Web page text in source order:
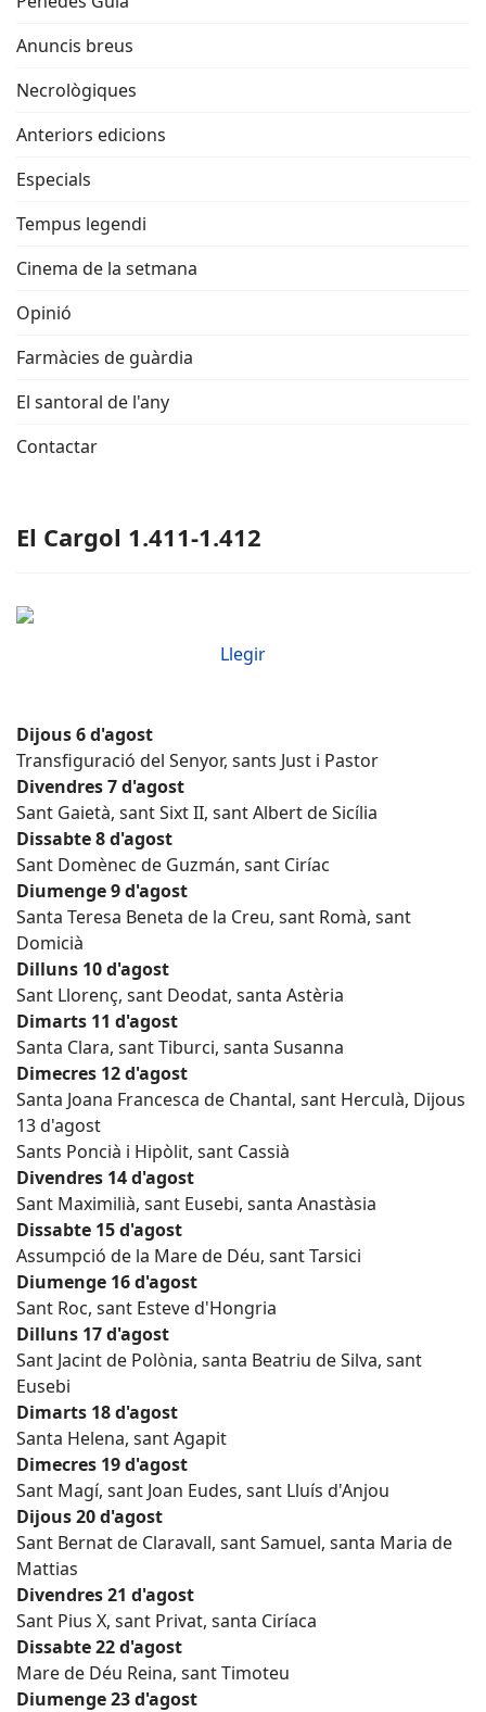
Anuncis breus
Necrològiques
Anteriors edicions
Especials
Tempus legendi
Cinema de la setmana
Opinió
Farmàcies de guàrdia
El santoral de l'any
Contactar
El Cargol 1.411-1.412
Llegir
Dijous 6 d'agost
Transfiguració del Senyor, sants Just i Pastor
Divendres 7 d'agost
Sant Gaietà, sant Sixt II, sant Albert de Sicília
Dissabte 8 d'agost
Sant Domènec de Guzmán, sant Ciríac
Diumenge 9 d'agost
Santa Teresa Beneta de la Creu, sant Romà, sant
Domicià
Dilluns 10 d'agost
Sant Llorenç, sant Deodat, santa Astèria
Dimarts 11 d'agost
Santa Clara, sant Tiburci, santa Susanna
Dimecres 12 d'agost
Santa Joana Francesca de Chantal, sant Herculà, Dijous
13 d'agost
Sants Poncià i Hipòlit, sant Cassià
Divendres 14 d'agost
Sant Maximilià, sant Eusebi, santa Anastàsia
Dissabte 15 d'agost
Assumpció de la Mare de Déu, sant Tarsici
Diumenge 16 d'agost
Sant Roc, sant Esteve d'Hongria
Dilluns 17 d'agost
Sant Jacint de Polònia, santa Beatriu de Silva, sant
Eusebi
Dimarts 18 d'agost
Santa Helena, sant Agapit
Dimecres 19 d'agost
Sant Magí, sant Joan Eudes, sant Lluís d'Anjou
Dijous 20 d'agost
Sant Bernat de Claravall, sant Samuel, santa Maria de
Mattias
Divendres 21 d'agost
Sant Pius X, sant Privat, santa Ciríaca
Dissabte 22 d'agost
Mare de Déu Reina, sant Timoteu
Diumenge 23 d'agost